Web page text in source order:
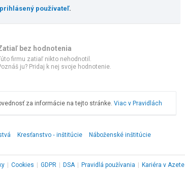
prihlásený používateľ.
bez hodnotenia
firmu zatiaľ nikto nehodnotil.
ju? Pridaj k nej svoje hodnotenie.
za informácie na tejto stránke. Viac v Pravidlách
Kresťanstvo ‑ inštitúcie Náboženské inštitúcie
Cookies GDPR DSA Pravidlá používania Kariéra v Azete